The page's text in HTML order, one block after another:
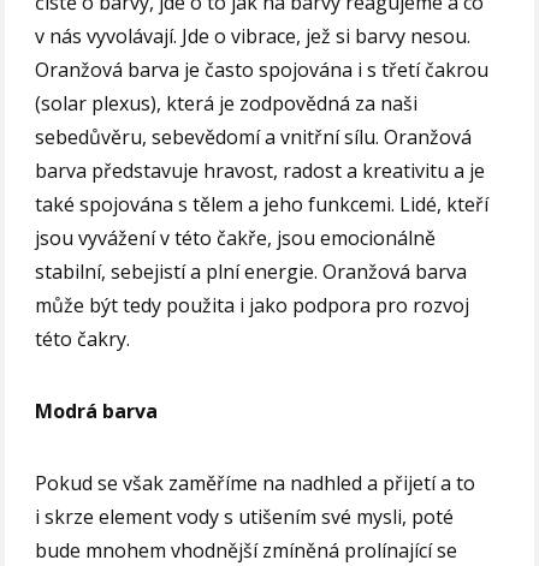
v nás vyvolávají. Jde o vibrace, jež si barvy nesou.
Oranžová barva je často spojována i s třetí čakrou
(solar plexus), která je zodpovědná za naši
sebedůvěru, sebevědomí a vnitřní sílu. Oranžová
barva představuje hravost, radost a kreativitu a je
také spojována s tělem a jeho funkcemi. Lidé, kteří
jsou vyvážení v této čakře, jsou emocionálně
stabilní, sebejistí a plní energie. Oranžová barva
může být tedy použita i jako podpora pro rozvoj
této čakry.
Modrá barva
Pokud se však zaměříme na nadhled a přijetí a to
i skrze element vody s utišením své mysli, poté
bude mnohem vhodnější zmíněná prolínající se